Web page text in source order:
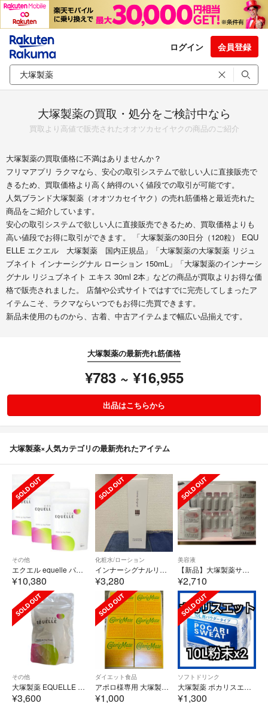
ログイン 会員登録
大塚製薬の買取・処分をご検討中なら
買取より高値で販売されたオオツカセイヤクの商品のご紹介
大塚製薬の買取価格に不満はありませんか？
フリマアプリ ラクマなら、安心の取引システムで欲しい人に直接販売で
きるため、買取価格より高く納得のいく値段での取引が可能です。
人気ブランド大塚製薬（オオツカセイヤク）の売れ筋価格と最近売れた
商品をご紹介しています。
安心の取引システムで欲しい人に直接販売できるため、買取価格よりも
高い値段でお得に取引ができます。 「大塚製薬の30日分（120粒） EQU
ELLE エクエル 大塚製薬 国内正規品」「大塚製薬の大塚製薬 リジュ
ブネイト インナーシグナル ローション 150mL」「大塚製薬のインナーシ
グナル リジュブネイト エキス 30ml 2本」などの商品が買取よりお得な価
格で販売されました。 店舗や公式サイトではすでに完売してしまったア
イテムこそ、ラクマならいつでもお得に売買できます。
新品未使用のものから、古着、中古アイテムまで幅広い品揃えです。
大塚製薬の最新売れ筋価格
¥783 ~ ¥16,955
出品はこちらから
大塚製薬×人気カテゴリの最新売れたアイテム
その他
エクエル equelle パウチ
¥10,380
化粧水/ローション
インナーシグナルリジュブネイトローション
¥3,280
美容液
【新品】大塚製薬サクラエ ダブルアクションセラム 美容液
¥2,710
その他
大塚製薬 EQUELLE エクエル
¥3,600
ダイエット食品
アポロ様専用 大塚製薬 カロリーメイト ブロックフルーツ味 ４本入‪✕‬6箱
¥1,000
ソフトドリンク
大塚製薬 ポカリスエット 10L用粉末 ×2袋
¥1,300